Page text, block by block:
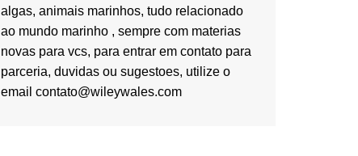
algas, animais marinhos, tudo relacionado
ao mundo marinho , sempre com materias
novas para vcs, para entrar em contato para
parceria, duvidas ou sugestoes, utilize o
email contato@wileywales.com